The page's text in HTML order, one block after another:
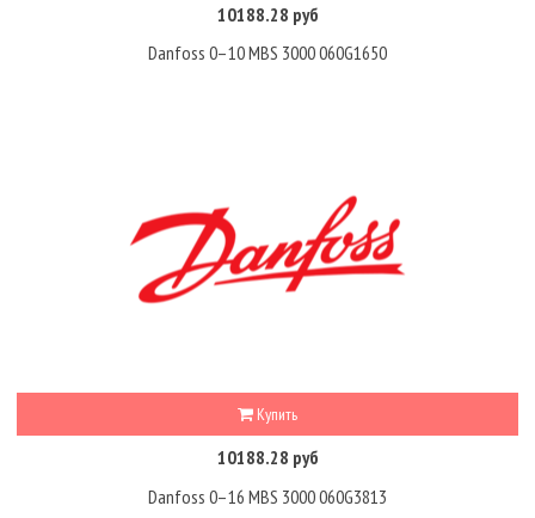
10188.28 руб
Danfoss 0–10 MBS 3000 060G1650
Купить
10188.28 руб
Danfoss 0–16 MBS 3000 060G3813